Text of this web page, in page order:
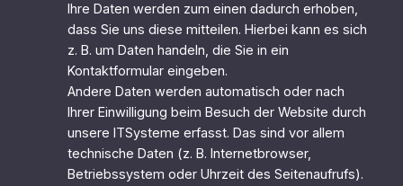
Ihre Daten werden zum einen dadurch erhoben,
dass Sie uns diese mitteilen. Hierbei kann es sich
z. B. um Daten handeln, die Sie in ein
Kontaktformular eingeben.
Andere Daten werden automatisch oder nach
Ihrer Einwilligung beim Besuch der Website durch
unsere ITSysteme erfasst. Das sind vor allem
technische Daten (z. B. Internetbrowser,
Betriebssystem oder Uhrzeit des Seitenaufrufs).